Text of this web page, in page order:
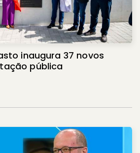
inaugura 37 novos
pública